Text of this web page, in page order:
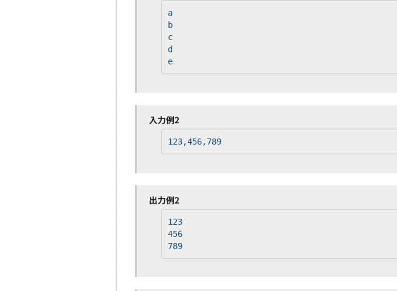
a
b
c
d
e
入力例2
123,456,789
出力例2
123
456
789